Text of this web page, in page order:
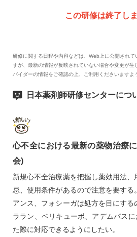
この研修は終了しま
研修に関する日程や内容などは、Web上に公開されて
すが、最新の情報が反映されていない場合や変更が生
バイダーの情報をご確認の上、ご利用くださいますよ
日本薬剤師研修センターにつ
心不全における最新の薬物治療
会)
新規心不全治療薬を把握し薬効用法
忌、使用条件があるので注意を要する
アンス、フォシーガは処方を目にする
ララン、ベリキューボ、アデムパス
た際に対応できるようにしたい。